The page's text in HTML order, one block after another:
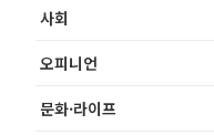
사회
오피니언
문화·라이프